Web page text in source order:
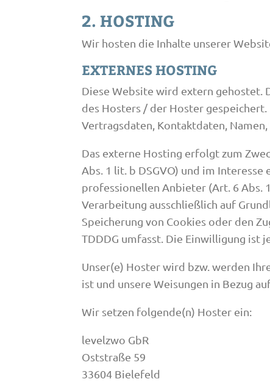
2. HOSTING
Wir hosten die Inhalte unserer
EXTERNES HOSTING
Diese Website wird extern gehostet.
des Hosters / der Hoster gespeichert.
Vertragsdaten, Kontaktdaten,
Das externe Hosting erfolgt zum
Abs. 1 lit. b DSGVO) und im
professionellen Anbieter (Art. 6 Abs.
Verarbeitung ausschließlich auf
Speicherung von Cookies oder den
TDDDG umfasst. Die Einwilligung ist
Unser(e) Hoster wird bzw. werden
ist und unsere Weisungen in Bezug
Wir setzen folgende(n) Hoster ein:
levelzwo GbR
Oststraße 59
33604 Bielefeld